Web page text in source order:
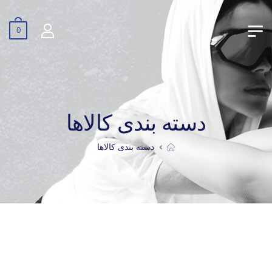
0
دسته بندی کالاها
دسته بندی کالاها